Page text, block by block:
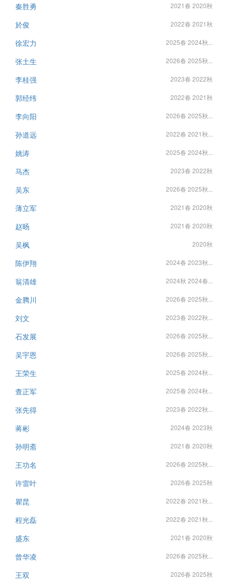
秦胜勇 2021春 2020秋
於俊 2022春 2021秋
徐宏力 2025春 2024秋...
张土生 2026春 2025秋...
李桂强 2023春 2022秋
郭经纬 2022春 2021秋
李向阳 2026春 2025秋...
孙道远 2022春 2021秋...
姚涛 2025春 2024秋...
马杰 2023春 2022秋
吴东 2026春 2025秋...
薄立军 2021春 2020秋
赵旸 2021春 2020秋
吴枫 2020秋
陈伊翔 2024春 2023秋...
翁清雄 2024秋 2024春...
金腾川 2026春 2025秋...
刘文 2023春 2022秋...
石发展 2026春 2025秋...
吴宇恩 2026春 2025秋...
王荣生 2025春 2024秋...
查正军 2025春 2024秋...
张先得 2023春 2022秋...
蒋彬 2024春 2023秋
孙明斋 2021春 2020秋
王功名 2026春 2025秋...
许雷叶 2026春 2025秋
瞿昆 2022春 2021秋...
程光磊 2022春 2021秋...
盛东 2021春 2020秋
曾华凌 2026春 2025秋...
王双 2026春 2025秋